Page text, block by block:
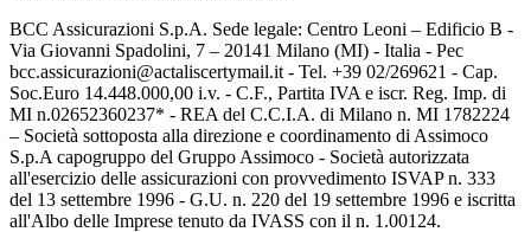
BCC Assicurazioni S.p.A. Sede legale: Centro Leoni – Edificio B -
Via Giovanni Spadolini, 7 – 20141 Milano (MI) - Italia - Pec
bcc.assicurazioni@actaliscertymail.it - Tel. +39 02/269621 - Cap.
Soc.Euro 14.448.000,00 i.v. - C.F., Partita IVA e iscr. Reg. Imp. di
MI n.02652360237* - REA del C.C.I.A. di Milano n. MI 1782224
– Società sottoposta alla direzione e coordinamento di Assimoco
S.p.A capogruppo del Gruppo Assimoco - Società autorizzata
all'esercizio delle assicurazioni con provvedimento ISVAP n. 333
del 13 settembre 1996 - G.U. n. 220 del 19 settembre 1996 e iscritta
all'Albo delle Imprese tenuto da IVASS con il n. 1.00124.